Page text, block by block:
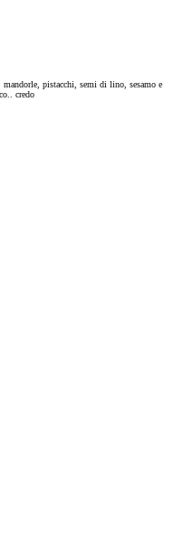
pistacchi, semi di lino, sesamo e
credo